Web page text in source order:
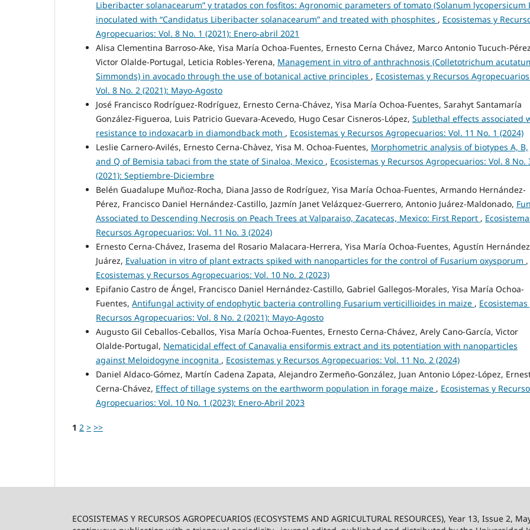
Liberibacter solanacearum” y tratados con fosfitos: Agronomic parameters of tomato (Solanum lycopersicum
inoculated with “Candidatus Liberibacter solanacearum” and treated with phosphites , Ecosistemas y
Agropecuarios: Vol. 8 No. 1 (2021): Enero-abril 2021
Alisa Clementina Barroso-Ake, Yisa María Ochoa-Fuentes, Ernesto Cerna Chávez, Marco Antonio Tucuch-
Victor Olalde-Portugal, Leticia Robles-Yerena, Management in vitro of anthrachnosis (Colletotrichum
Simmonds) in avocado through the use of botanical active principles , Ecosistemas y Recursos
Vol. 8 No. 2 (2021): Mayo-Agosto
José Francisco Rodríguez-Rodríguez, Ernesto Cerna-Chávez, Yisa María Ochoa-Fuentes, Sarahyt Santamaría
González-Figueroa, Luis Patricio Guevara-Acevedo, Hugo Cesar Cisneros-López, Sublethal effects associated
resistance to indoxacarb in diamondback moth , Ecosistemas y Recursos Agropecuarios: Vol. 11 No. 1 (2024)
Leslie Carnero-Avilés, Ernesto Cerna-Chàvez, Yisa M. Ochoa-Fuentes, Morphometric analysis of biotypes A, B,
and Q of Bemisia tabaci from the state of Sinaloa, Mexico , Ecosistemas y Recursos Agropecuarios: Vol. 8 No.
(2021): Septiembre-Diciembre
Belén Guadalupe Muñoz-Rocha, Diana Jasso de Rodríguez, Yisa María Ochoa-Fuentes, Armando Hernández-
Pérez, Francisco Daniel Hernández-Castillo, Jazmín Janet Velázquez-Guerrero, Antonio Juárez-Maldonado,
Associated to Descending Necrosis on Peach Trees at Valparaiso, Zacatecas, Mexico: First Report ,
Recursos Agropecuarios: Vol. 11 No. 3 (2024)
Ernesto Cerna-Chávez, Irasema del Rosario Malacara-Herrera, Yisa María Ochoa-Fuentes, Agustín
Juárez, Evaluation in vitro of plant extracts spiked with nanoparticles for the control of Fusarium oxysporum ,
Ecosistemas y Recursos Agropecuarios: Vol. 10 No. 2 (2023)
Epifanio Castro de Ángel, Francisco Daniel Hernández-Castillo, Gabriel Gallegos-Morales, Yisa María Ochoa-
Fuentes, Antifungal activity of endophytic bacteria controlling Fusarium verticillioides in maize , Ecosistemas
Recursos Agropecuarios: Vol. 8 No. 2 (2021): Mayo-Agosto
Augusto Gil Ceballos-Ceballos, Yisa María Ochoa-Fuentes, Ernesto Cerna-Chávez, Arely Cano-García, Victor
Olalde-Portugal, Nematicidal effect of Canavalia ensiformis extract and its potentiation with nanoparticles
against Meloidogyne incognita , Ecosistemas y Recursos Agropecuarios: Vol. 11 No. 2 (2024)
Daniel Aldaco-Gómez, Martín Cadena Zapata, Alejandro Zermeño-González, Juan Antonio López-López,
Cerna-Chávez, Effect of tillage systems on the earthworm population in forage maize , Ecosistemas y
Agropecuarios: Vol. 10 No. 1 (2023): Enero-Abril 2023
1 2 > >>
ECOSISTEMAS Y RECURSOS AGROPECUARIOS (ECOSYSTEMS AND AGRICULTURAL RESOURCES), Year 13, Issue 2,